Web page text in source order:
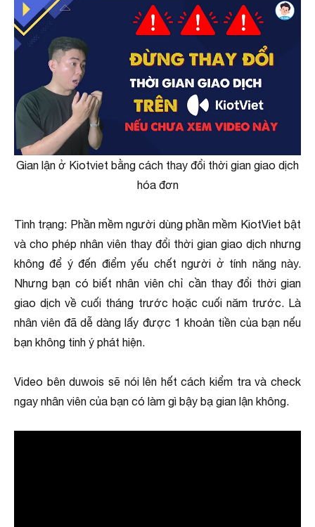
Gian lận ở Kiotviet bằng cách thay đổi thời gian giao dịch
hóa đơn
Tình trạng: Phần mềm người dùng phần mềm KiotViet bật
và cho phép nhân viên thay đổi thời gian giao dịch nhưng
không để ý đến điểm yếu chết người ở tính năng này.
Nhưng bạn có biết nhân viên chỉ cần thay đổi thời gian
giao dịch về cuối tháng trước hoặc cuối năm trước. Là
nhân viên đã dễ dàng lấy được 1 khoản tiền của bạn nếu
bạn không tinh ý phát hiện.
Video bên duwois sẽ nói lên hết cách kiểm tra và check
ngay nhân viên của bạn có làm gì bậy bạ gian lận không.